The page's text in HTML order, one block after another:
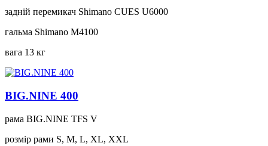
задній перемикач Shimano CUES U6000
гальма Shimano M4100
вага 13 кг
BIG.NINE 400
рама BIG.NINE TFS V
розмір рами S, M, L, XL, XXL